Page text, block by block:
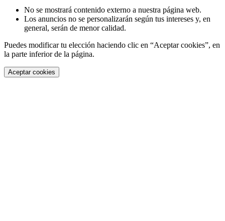
No se mostrará contenido externo a nuestra página web.
Los anuncios no se personalizarán según tus intereses y, en
general, serán de menor calidad.
Puedes modificar tu elección haciendo clic en “Aceptar cookies”, en
la parte inferior de la página.
Aceptar cookies